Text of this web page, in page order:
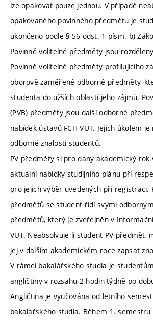
lze opakovat pouze jednou. V případě
opakovaného povinného předmětu je
ukončeno podle § 56 odst. 1 písm. b)
Povinně volitelné předměty jsou
Povinně volitelné předměty profilujícího
oborově zaměřené odborné předměty,
studenta do užších oblastí jeho zájmů.
(PVB) předměty jsou další odborné
nabídek ústavů FCH VUT. Jejich úkolem
odborné znalosti studentů.
PV předměty si pro daný akademický
aktuální nabídky studijního plánu při
pro jejich výběr uvedených při registraci.
předmětů se student řídí svými
předmětů, který je zveřejněn v
VUT. Neabsolvuje-li student PV předmět,
jej v dalším akademickém roce zapsat
V rámci bakalářského studia je
angličtiny v rozsahu 2 hodin týdně po
Angličtina je vyučována od letního
bakalářského studia. Během 1. semestru